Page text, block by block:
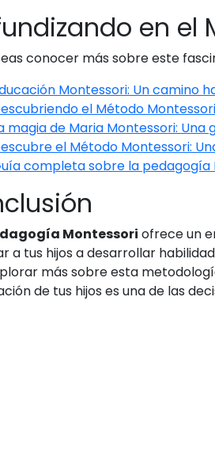
en el
conocer más sobre este
Montessori: Un camino
el Método
magia de Maria Montessori:
el Método Montessori:
completa sobre la pedagogía
Montessori ofrece un
a tus hijos a desarrollar
más sobre esta
de tus hijos es una de las